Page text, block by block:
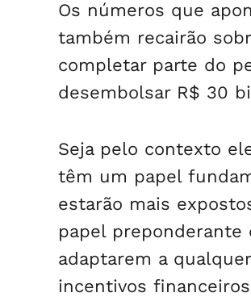
Os números que
também recairão
completar parte do
desembolsar R$ 30
Seja pelo contexto
têm um papel
estarão mais
papel
adaptarem a
incentivos